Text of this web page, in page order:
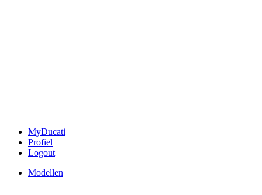
MyDucati
Profiel
Logout
Modellen